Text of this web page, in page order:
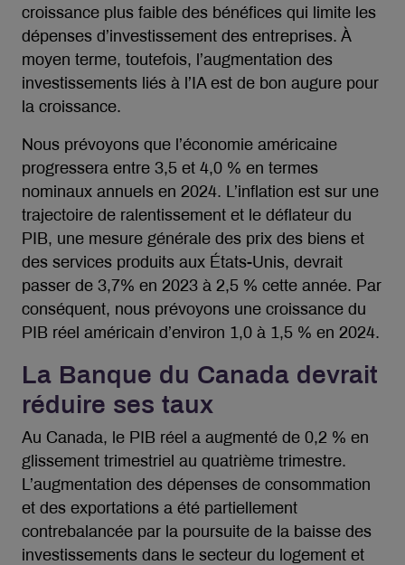
croissance plus faible des bénéfices qui limite les
dépenses d’investissement des entreprises. À
moyen terme, toutefois, l’augmentation des
investissements liés à l’IA est de bon augure pour
la croissance.
Nous prévoyons que l’économie américaine
progressera entre 3,5 et 4,0 % en termes
nominaux annuels en 2024. L’inflation est sur une
trajectoire de ralentissement et le déflateur du
PIB, une mesure générale des prix des biens et
des services produits aux États-Unis, devrait
passer de 3,7% en 2023 à 2,5 % cette année. Par
conséquent, nous prévoyons une croissance du
PIB réel américain d’environ 1,0 à 1,5 % en 2024.
La Banque du Canada devrait
réduire ses taux
Au Canada, le PIB réel a augmenté de 0,2 % en
glissement trimestriel au quatrième trimestre.
L’augmentation des dépenses de consommation
et des exportations a été partiellement
contrebalancée par la poursuite de la baisse des
investissements dans le secteur du logement et